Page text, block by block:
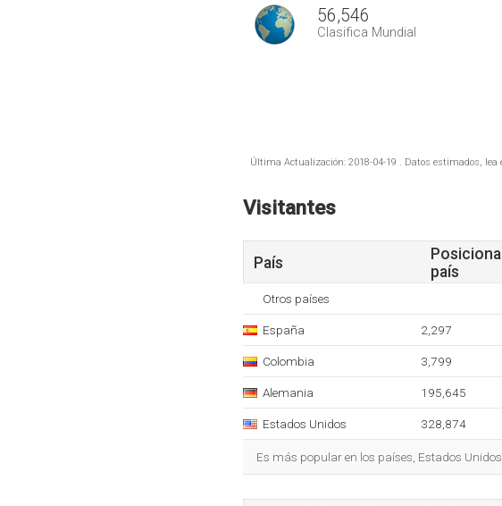
56,546
Clasifica Mundial
Última Actualización: 2018-04-19 . Datos estimados, lea
Visitantes
País
país
Otros países
España 2,297
Colombia 3,799
Alemania 195,645
Estados Unidos 328,874
Es más popular en los países, Estados